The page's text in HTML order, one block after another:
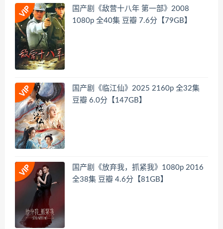
国产剧《敌营十八年 第一部》2008
1080p 全40集 豆瓣 7.6分【79GB】
国产剧《临江仙》2025 2160p 全32集
豆瓣 6.0分【147GB】
国产剧《放弃我，抓紧我》1080p 2016
全38集 豆瓣 4.6分【81GB】